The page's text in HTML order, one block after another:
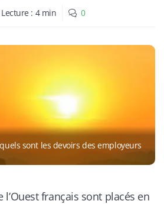
Lecture : 4 min 0
sont les devoirs des employeurs
l’Ouest français sont placés en